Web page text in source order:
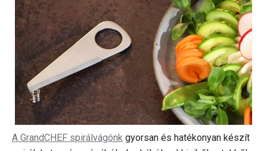
A GrandCHEF spirálvágónk gyorsan és hatékonyan készít